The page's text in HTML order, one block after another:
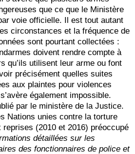
que ce que le Ministère
voie officielle. Il est tout autant
circonstances et la fréquence de
sont pourtant collectées :
doivent rendre compte à
qu’ils utilisent leur arme ou font
précisément quelles suites
aux plaintes pour violences
également impossible.
par le ministère de la Justice.
Nations unies contre la torture
reprises (2010 et 2016) préoccupé
détaillées sur les
des fonctionnaires de police et